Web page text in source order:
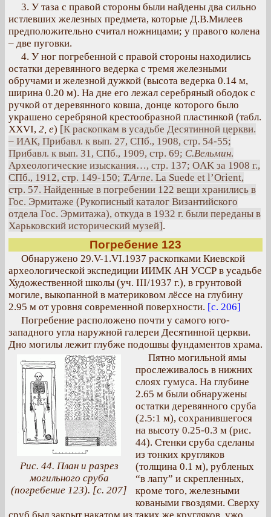
3. У таза с правой стороны были найдены два сильно
истлевших железных предмета, которые Д.В.Милеев
предположительно считал ножницами; у правого колена
– две пуговки.
4. У ног погребенной с правой стороны находились
остатки деревянного ведерка с тремя железными
обручами и железной дужкой (высота ведерка 0.14 м,
ширина 0.20 м). На дне его лежал серебряный ободок с
ручкой от деревянного ковша, донце которого было
украшено серебряной крестообразной пластинкой (табл.
XXVI, 2, е) [К раскопкам в усадьбе Десятинной церкви.
– ИАК, Прибавл. к вып. 27, СПб., 1908, стр. 54-55;
Прибавл. к вып. 31, СПб., 1909, стр. 69; С.Вельмин.
Археологические изыскания…, стр. 137; OAK за 1908 г.,
СПб., 1912, стр. 149-150; Т.Arne. La Suede et l’Orient,
стр. 57. Найденные в погребении 122 вещи хранились в
Гос. Эрмитаже (Рукописный каталог Византийского
отдела Гос. Эрмитажа), откуда в 1932 г. были переданы в
Харьковский исторический музей].
Погребение 123
Обнаружено 29.V-1.VI.1937 раскопками Киевской
археологической экспедиции ИИМК АН УССР в усадьбе
Художественной школы (уч. III/1937 г.), в грунтовой
могиле, выкопанной в материковом лёссе на глубину
2.95 м от уровня современной поверхности. [с. 206]
Погребение расположено почти у самого юго-
западного угла наружной галереи Десятинной церкви.
Дно могилы лежит глубже подошвы фундаментов храма.
Рис. 44. План и разрез
могильного сруба
(погребение 123). [с. 207]
Пятно могильной ямы
прослеживалось в нижних
слоях гумуса. На глубине
2.65 м были обнаружены
остатки деревянного сруба
(2.5:1 м), сохранившегося
на высоту 0.25-0.3 м (рис.
44). Стенки сруба сделаны
из тонких кругляков
(толщина 0.1 м), рубленых
“в лапу” и скрепленных,
кроме того, железными
коваными гвоздями. Сверху